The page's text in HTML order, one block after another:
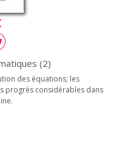
(2)
des équations; les
progrès considérables dans